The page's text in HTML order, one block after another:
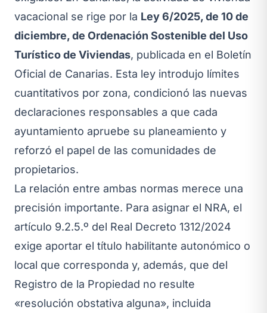
vacacional se rige por la Ley 6/2025, de 10 de
diciembre, de Ordenación Sostenible del Uso
Turístico de Viviendas, publicada en el Boletín
Oficial de Canarias. Esta ley introdujo límites
cuantitativos por zona, condicionó las nuevas
declaraciones responsables a que cada
ayuntamiento apruebe su planeamiento y
reforzó el papel de las comunidades de
propietarios.
La relación entre ambas normas merece una
precisión importante. Para asignar el NRA, el
artículo 9.2.5.º del Real Decreto 1312/2024
exige aportar el título habilitante autonómico o
local que corresponda y, además, que del
Registro de la Propiedad no resulte
«resolución obstativa alguna», incluida